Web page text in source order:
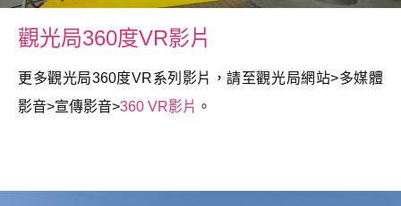
觀光局360度VR影片
更多觀光局360度VR系列影片，請至觀光局網站>多媒體
影音>宣傳影音>360 VR影片 。